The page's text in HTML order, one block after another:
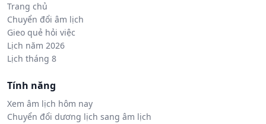
Trang chủ
Chuyển đổi âm lịch
Gieo quẻ hỏi việc
Lịch năm 2026
Lịch tháng 8
Tính năng
Xem âm lịch hôm nay
Chuyển đổi dương lịch sang âm lịch